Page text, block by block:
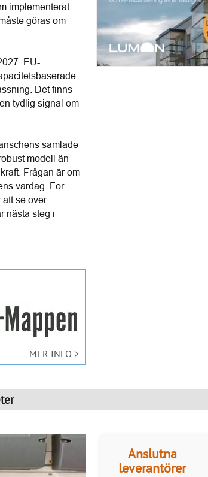
implementerat
göras om
EU-
Det finns
tydlig signal om
samlade
modell än
Frågan är om
vardag. För
se över
nästa steg i
MER INFO >
Anslutna
leverantörer